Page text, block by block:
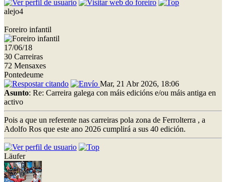
alejo4
Foreiro infantil
17/06/18
30 Carreiras
72 Mensaxes
Pontedeume
Mar, 21 Abr 2026, 18:06
Asunto: Re: Carreira galega con máis edicións e/ou máis antiga en
activo
Pois a que un referente nas carreiras pola zona de Ferrolterra , a
Adolfo Ros que este ano 2026 cumplirá a sus 40 edición.
Läufer